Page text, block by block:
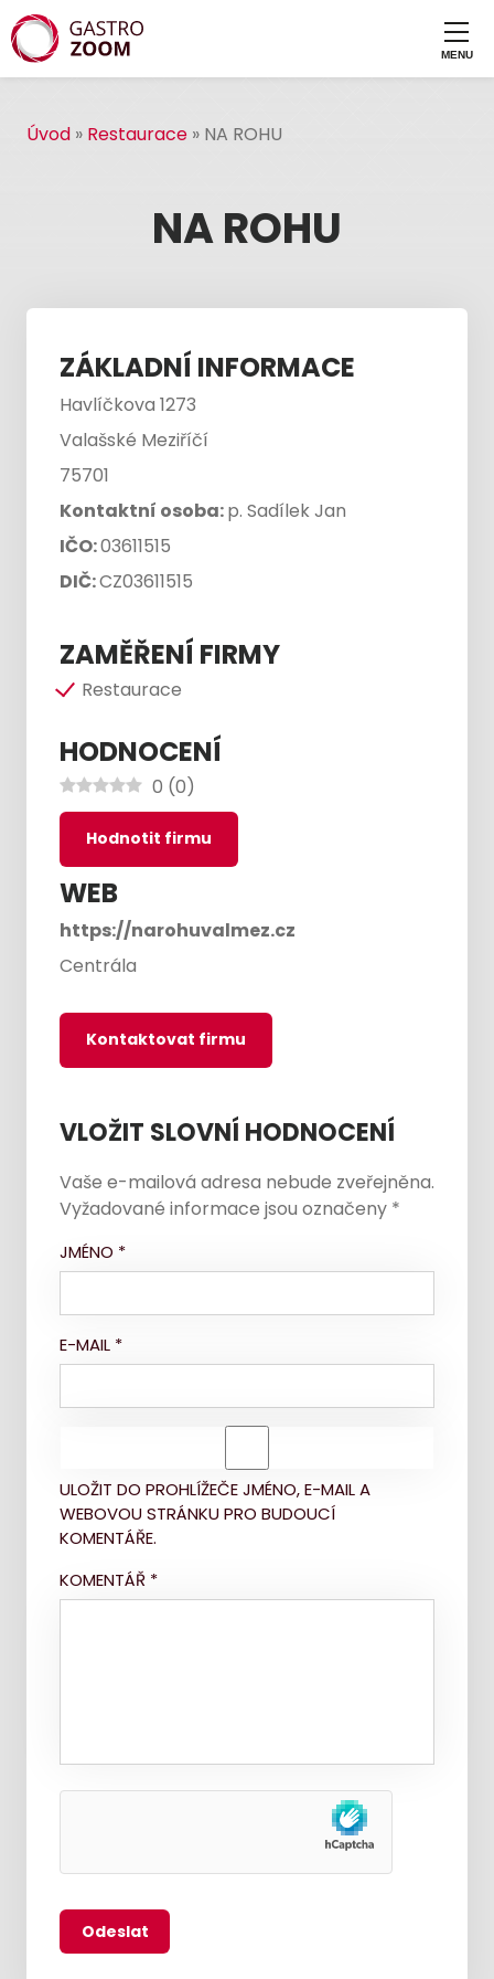
Úvod » Restaurace » NA ROHU
NA ROHU
ZÁKLADNÍ INFORMACE
Havlíčkova 1273
Valašské Meziříčí
75701
Kontaktní osoba:p. Sadílek Jan
IČO:03611515
DIČ:CZ03611515
ZAMĚŘENÍ FIRMY
Restaurace
HODNOCENÍ
0 (0)
Hodnotit firmu
WEB
https://narohuvalmez.cz
Centrála
Kontaktovat firmu
VLOŽIT SLOVNÍ HODNOCENÍ
Vaše e-mailová adresa nebude zveřejněna.
Vyžadované informace jsou označeny *
JMÉNO *
E-MAIL *
ULOŽIT DO PROHLÍŽEČE JMÉNO, E-MAIL A
WEBOVOU STRÁNKU PRO BUDOUCÍ
KOMENTÁŘE.
KOMENTÁŘ *